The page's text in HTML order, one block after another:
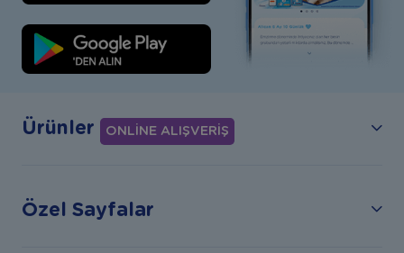
Ürünler ONLİNE ALIŞVERİŞ
Özel Sayfalar